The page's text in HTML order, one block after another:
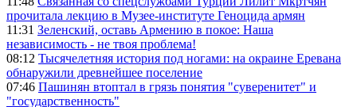
прочитала лекцию в Музее-институте Геноцида армян
11:31 Зеленский, оставь Армению в покое: Наша
независимость - не твоя проблема!
08:12 Тысячелетняя история под ногами: на окраине Еревана
обнаружили древнейшее поселение
07:46 Пашинян втоптал в грязь понятия "суверенитет" и
"государственность"